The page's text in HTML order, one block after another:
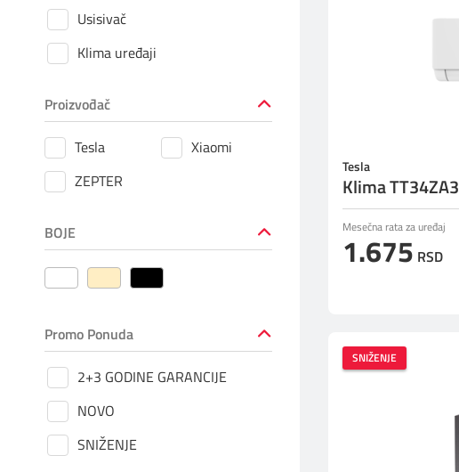
Prilagođeno tebi
Putuj pametnije
Usisivač
Klima uređaji
Proizvođač
Tesla
Xiaomi
ZEPTER
BOJE
Promo Ponuda
2+3 GODINE GARANCIJE
NOVO
SNIŽENJE
Tesla
Klima
Mesečna rata za uređaj
1.675 RSD
SNIŽENJE